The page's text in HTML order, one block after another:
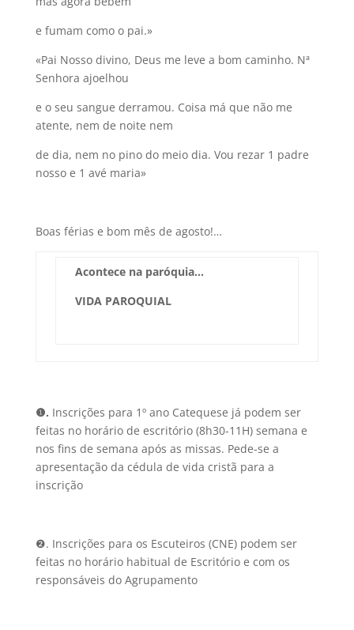
e fumam como o pai.»
«Pai Nosso divino, Deus me leve a bom caminho. Nª
Senhora ajoelhou
e o seu sangue derramou. Coisa má que não me
atente, nem de noite nem
de dia, nem no pino do meio dia. Vou rezar 1 padre
nosso e 1 avé maria»
Boas férias e bom mês de agosto!…
Acontece na paróquia…
VIDA PAROQUIAL
❶. Inscrições para 1º ano Catequese já podem ser
feitas no horário de escritório (8h30-11H) semana e
nos fins de semana após as missas. Pede-se a
apresentação da cédula de vida cristã para a
inscrição
❷. Inscrições para os Escuteiros (CNE) podem ser
feitas no horário habitual de Escritório e com os
responsáveis do Agrupamento